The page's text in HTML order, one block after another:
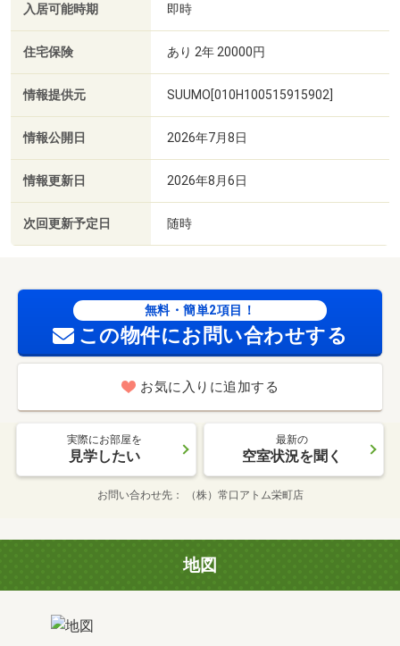
入居可能時期 即時
住宅保険 あり 2年 20000円
情報提供元 SUUMO[010H100515915902]
情報公開日 2026年7月8日
情報更新日 2026年8月6日
次回更新予定日 随時
無料・簡単2項目！
この物件にお問い合わせする
お気に入りに追加する
実際にお部屋を
見学したい
最新の
空室状況を聞く
お問い合わせ先 （株）常口アトム栄町店
地図